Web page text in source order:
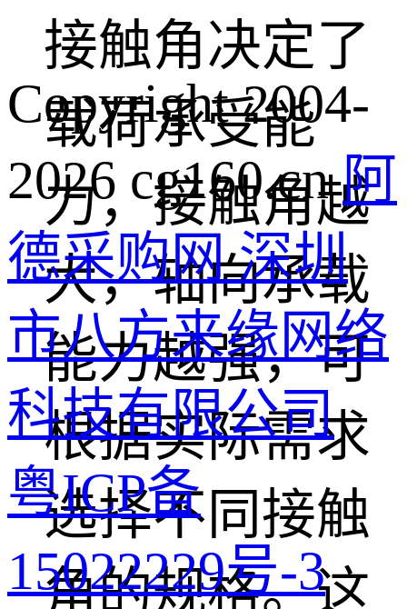
接触角决定了
载荷承受能
力，接触角越
大，轴向承载
能力越强，可
根据实际需求
选择不同接触
角的规格。这
Copyright 2004-
2026 cg160.cn阿
德采购网 深圳
市八方来缘网络
科技有限公司
粤ICP备
15022229号-3